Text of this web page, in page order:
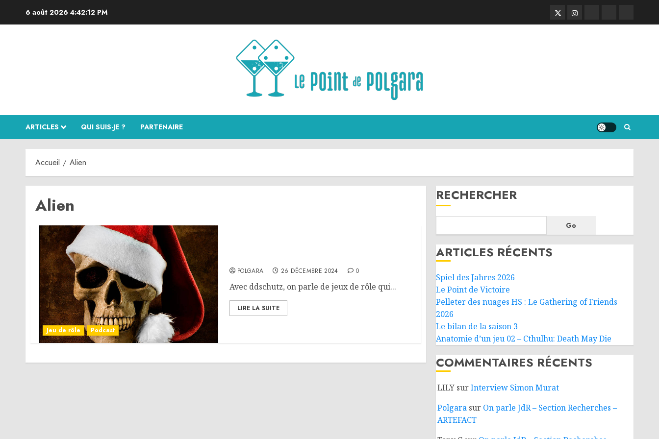
6 août 2026 4:42:12 PM TwitterInstagram
ARTICLES QUI SUIS-JE ? PARTENAIRE
Accueil Alien
Alien
Jeu de rôle Podcast
POLGARA 26 DÉCEMBRE 2024 0
Avec ddschutz, on parle de jeux de rôle qui...
LIRE LA SUITE
RECHERCHER
Go
ARTICLES RÉCENTS
Spiel des Jahres 2026
Le Point de Victoire
Pelleter des nuages HS : Le Gathering of Friends
2026
Le bilan de la saison 3
Anatomie d’un jeu 02 – Cthulhu: Death May Die
COMMENTAIRES RÉCENTS
LILYsurInterview Simon Murat
Polgarasur On parle JdR – Section Recherches –
ARTEFACT